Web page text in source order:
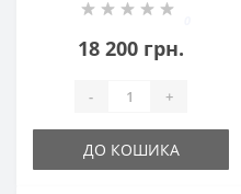
18 200 грн.
- +
ДО КОШИКА